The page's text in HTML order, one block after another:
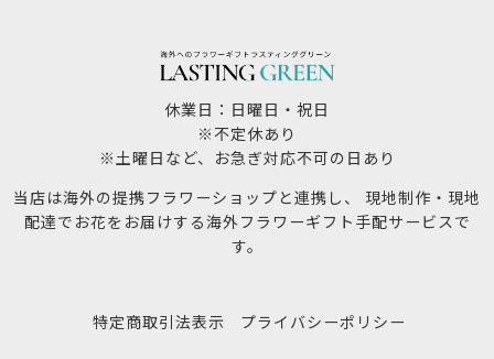
休業日：日曜日・祝日
※不定休あり
※土曜日など、お急ぎ対応不可の日あり
当店は海外の提携フラワーショップと連携し、 現地制作・現地
配達でお花をお届けする海外フラワーギフト手配サービスで
す。
特定商取引法表示 プライバシーポリシー